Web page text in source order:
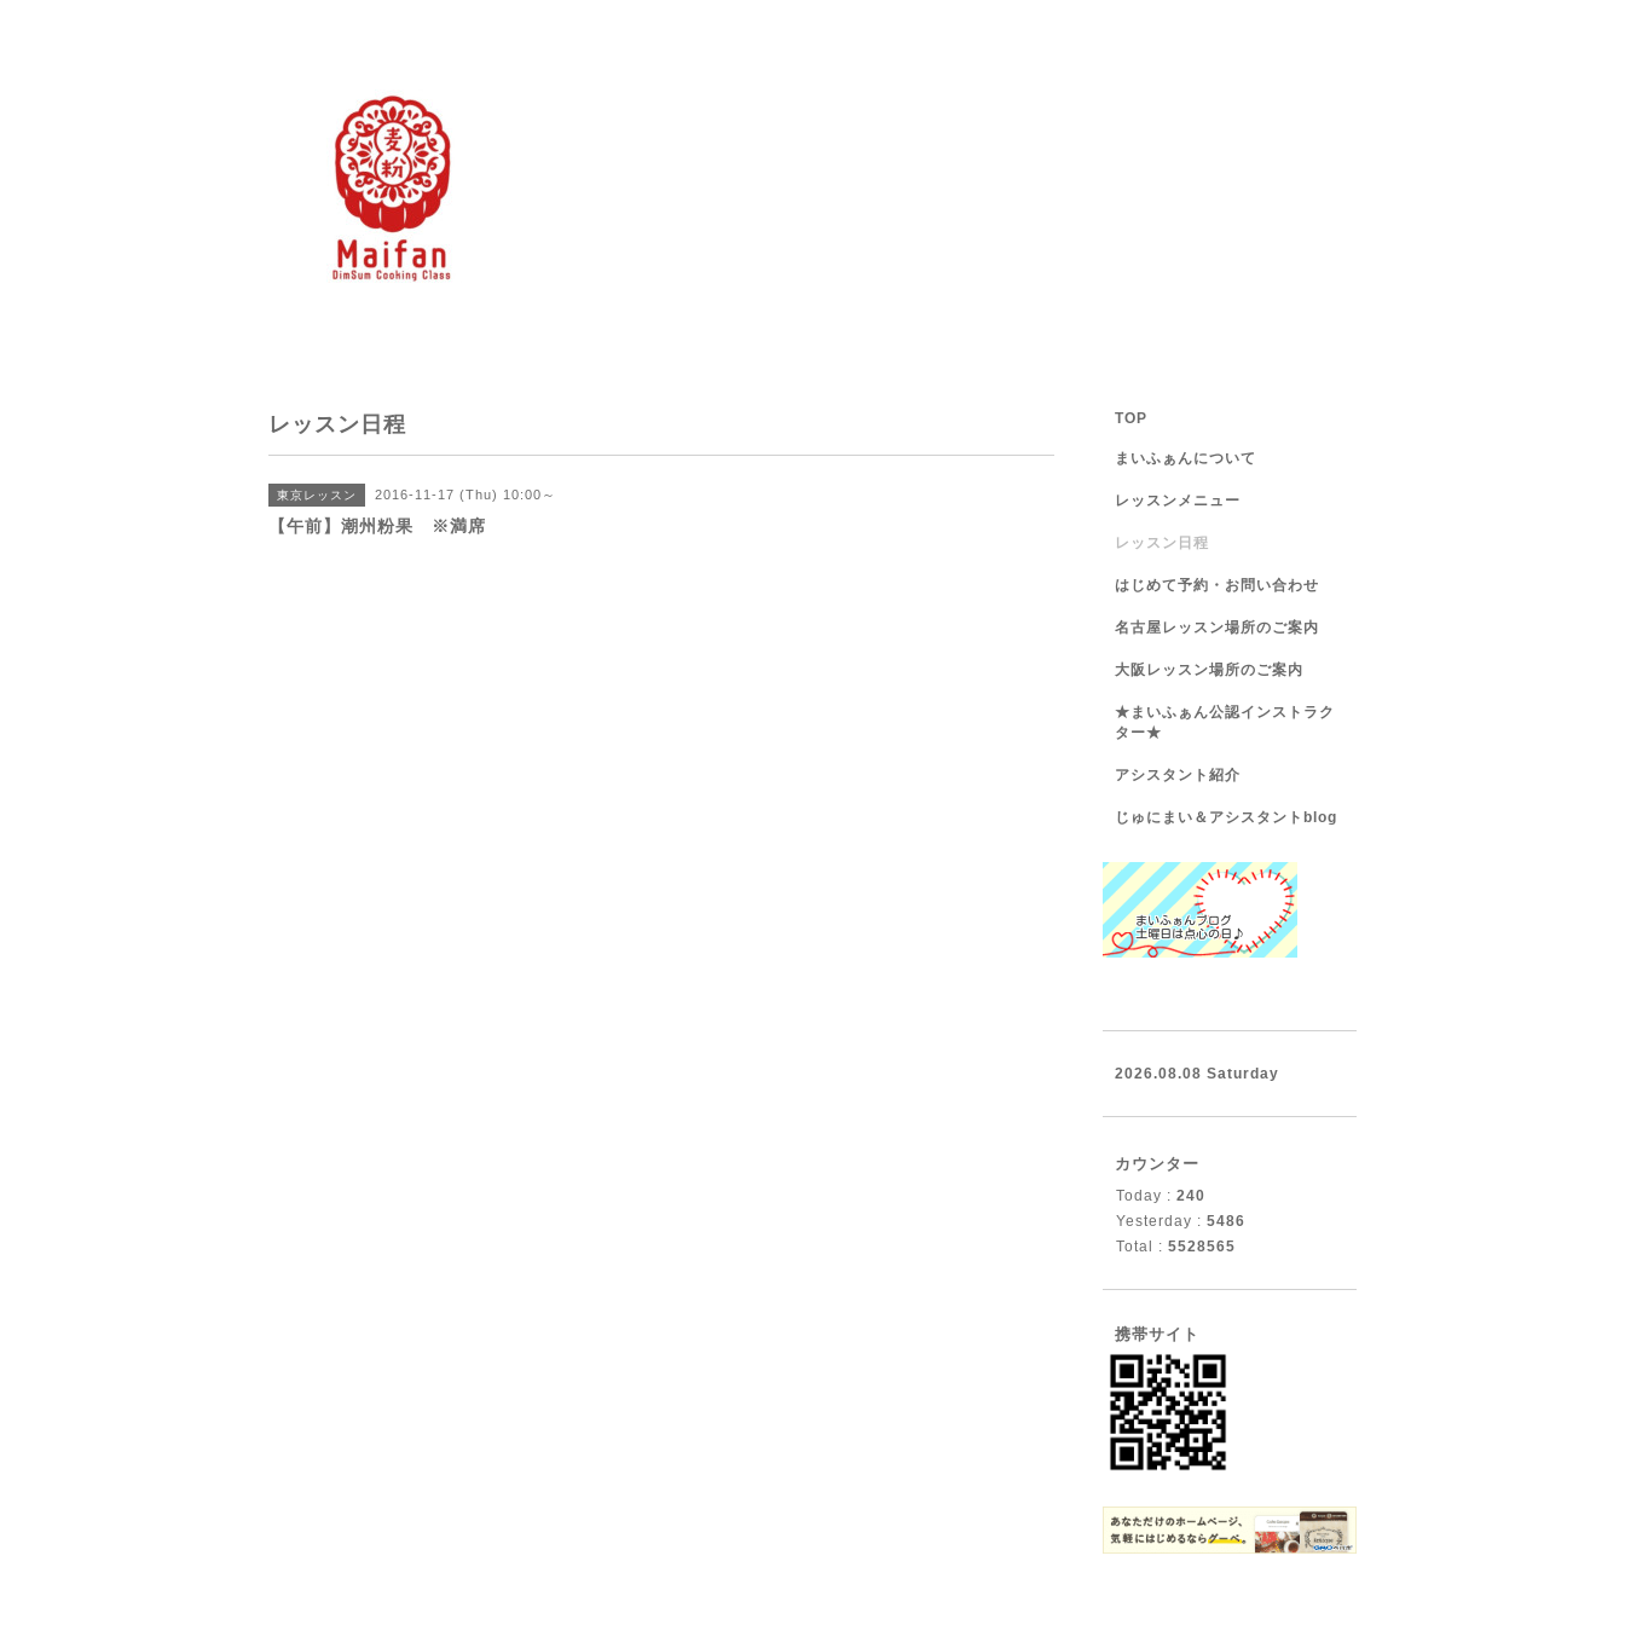
レッスン日程
東京レッスン 2016-11-17 (Thu) 10:00～
【午前】潮州粉果 ※満席
TOP
まいふぁんについて
レッスンメニュー
レッスン日程
はじめて予約・お問い合わせ
名古屋レッスン場所のご案内
大阪レッスン場所のご案内
★まいふぁん公認インストラク
ター★
アシスタント紹介
じゅにまい＆アシスタントblog
2026.08.08 Saturday
カウンター
Today : 240
Yesterday : 5486
Total : 5528565
携帯サイト